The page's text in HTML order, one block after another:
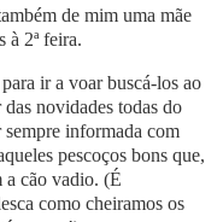
de mim uma mãe
à 2ª feira.
ir a voar buscá-los ao
novidades todas do
sempre informada com
pescoços bons que,
a cão vadio. (É
como cheiramos os